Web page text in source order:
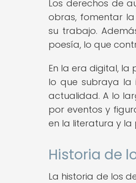
Los derechos de
obras, fomentar
su trabajo.
poesía, lo que
En la era digital,
lo que subraya la
actualidad. A lo
por eventos y
en la literatura y la
Historia de
La historia de los